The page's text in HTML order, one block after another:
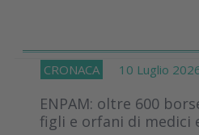
CRONACA 10 Luglio
ENPAM: oltre 600
figli e orfani di medici